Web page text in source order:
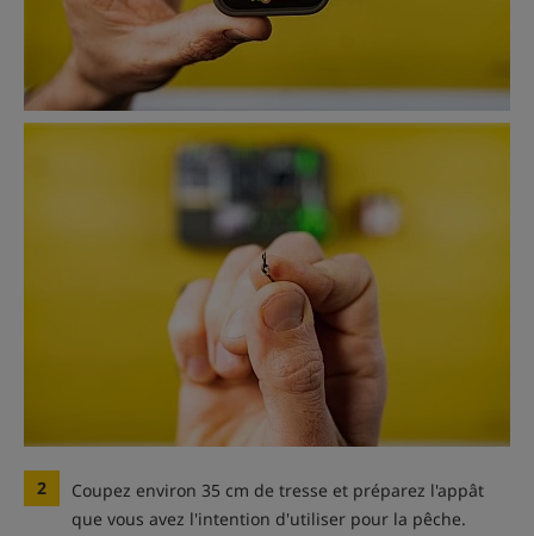
2
Coupez environ 35 cm de tresse et préparez l'appât
que vous avez l'intention d'utiliser pour la pêche.